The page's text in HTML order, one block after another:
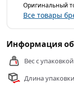
Оригинальный
Все товары
Информация об
Вес с
Длина